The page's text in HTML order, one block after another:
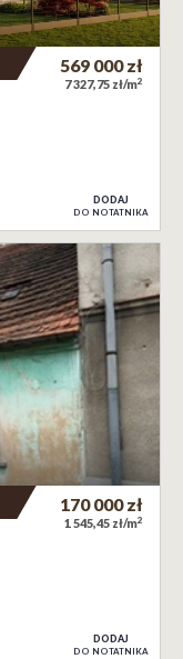
569 000zł
7 327,75 zł/m2
DODAJ
DO NOTATNIKA
170 000zł
1 545,45 zł/m2
DODAJ
DO NOTATNIKA